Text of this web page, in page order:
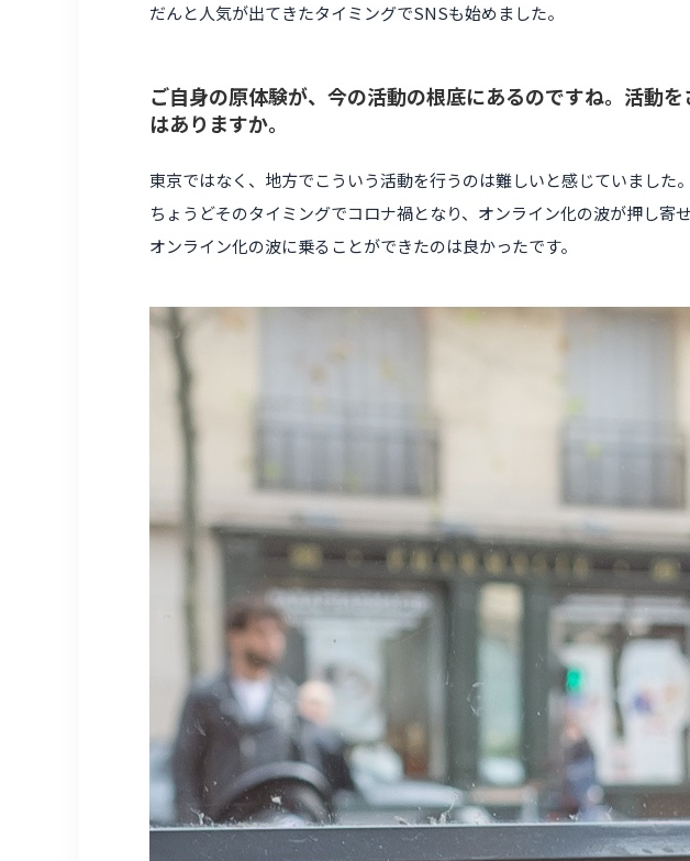
だんと人気が出てきたタイミングでSNSも始めました。
ご自身の原体験が、今の活動の根底にあるのですね。活動
はありますか。
東京ではなく、地方でこういう活動を行うのは難しいと感じていました。
ちょうどそのタイミングでコロナ禍となり、オンライン化の波が押し寄
オンライン化の波に乗ることができたのは良かったです。